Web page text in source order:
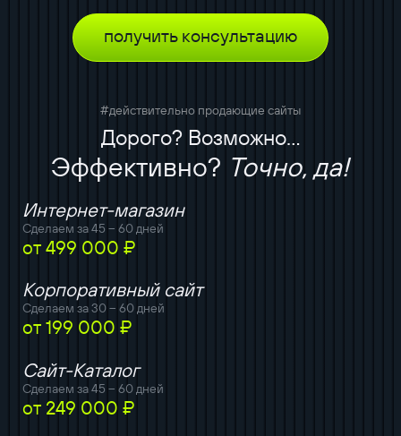
получить консультацию
#действительно продающие сайты
Дорого? Возможно...
Эффективно? Точно, да!
Интернет-магазин
Сделаем за 45 – 60 дней
от 499 000 ₽
Корпоративный сайт
Сделаем за 30 – 60 дней
от 199 000 ₽
Сайт-Каталог
Сделаем за 45 – 60 дней
от 249 000 ₽